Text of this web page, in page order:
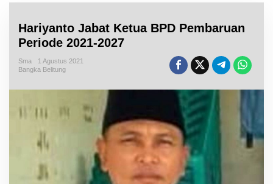
Hariyanto Jabat Ketua BPD Pembaruan
Periode 2021-2027
Sma
1 Agustus 2021
Bangka Belitung